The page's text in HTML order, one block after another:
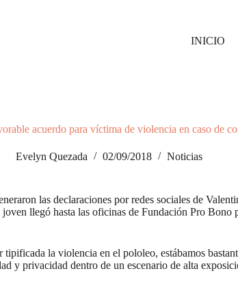
INICIO
acuerdo para víctima de violencia en caso de
Evelyn Quezada 02/09/2018 Noticias
las declaraciones por redes sociales de
llegó hasta las oficinas de Fundación Pro
tipificada la violencia en el pololeo, estábamos
y privacidad dentro de un escenario de alta